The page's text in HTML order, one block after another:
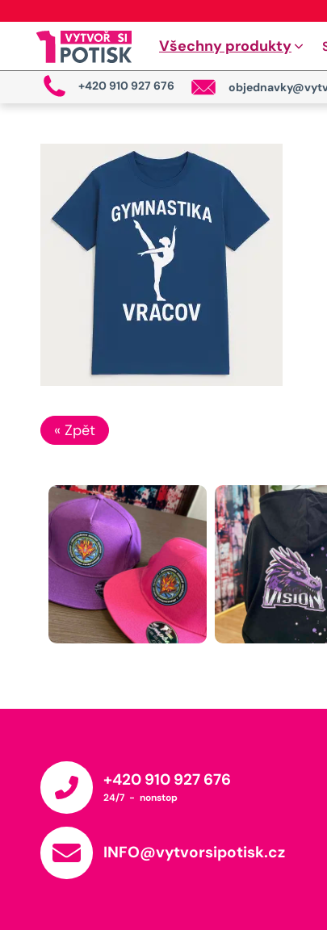
Všechny produkty
+420 910 927 676
« Zpět
+420 910 927 676
24/7 - nonstop
INFO@vytvorsipotisk.cz